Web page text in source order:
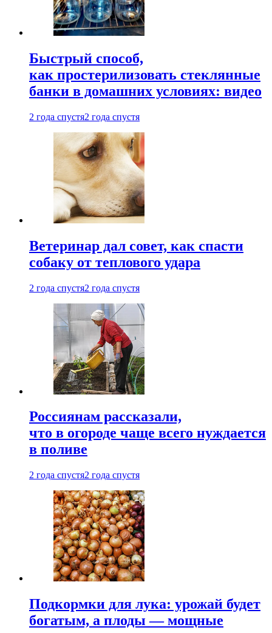
Быстрый способ,
как простерилизовать стеклянные
банки в домашних условиях: видео
2 года спустя2 года спустя
Ветеринар дал совет, как спасти
собаку от теплового удара
2 года спустя2 года спустя
Россиянам рассказали,
что в огороде чаще всего нуждается
в поливе
2 года спустя2 года спустя
Подкормки для лука: урожай будет
богатым, а плоды — мощные